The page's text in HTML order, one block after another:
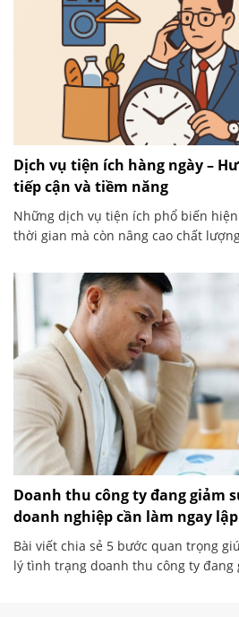
Dịch vụ tiện ích hàng ngày –
tiếp cận và tiềm năng
Những dịch vụ tiện ích phổ biến
thời gian mà còn nâng cao chất
Doanh thu công ty đang giảm
doanh nghiệp cần làm ngay
Bài viết chia sẻ 5 bước quan trọng
lý tình trạng doanh thu công ty đang